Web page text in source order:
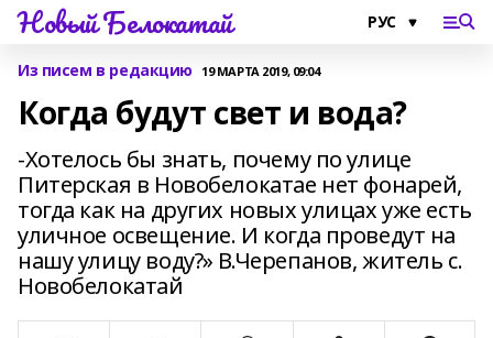
Новый Белокатай
Из писем в редакцию 19 МАРТА 2019, 09:04
Когда будут свет и вода?
-Хотелось бы знать, почему по улице
Питерская в Новобелокатае нет фонарей,
тогда как на других новых улицах уже есть
уличное освещение. И когда проведут на
нашу улицу воду?» В.Черепанов, житель с.
Новобелокатай